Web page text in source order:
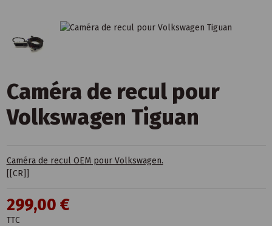
Caméra de recul pour
Volkswagen Tiguan
Caméra de recul OEM pour Volkswagen.
[[CR]]
299,00 €
TTC